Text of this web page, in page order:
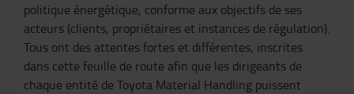
politique énergétique, conforme aux objectifs de ses
acteurs (clients, propriétaires et instances de régulation).
Tous ont des attentes fortes et différentes, inscrites
dans cette feuille de route afin que les dirigeants de
chaque entité de Toyota Material Handling puissent